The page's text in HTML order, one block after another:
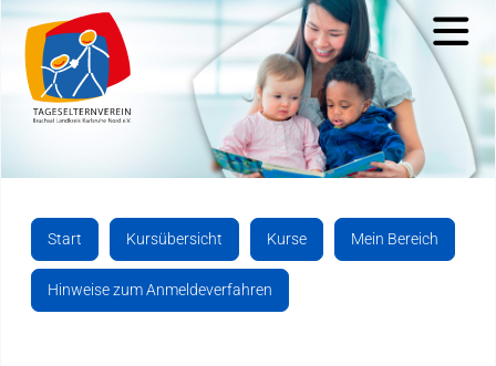
Wir als Verein
Aktuelles
Start Kursübersicht Kurse Mein Bereich
Hinweise zum Anmeldeverfahren